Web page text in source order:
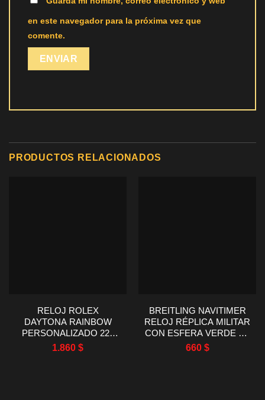
en este navegador para la próxima vez que
comente.
PRODUCTOS RELACIONADOS
RELOJ ROLEX
DAYTONA RAINBOW
PERSONALIZADO 220
GRAMOS MOISSANITA
RUBÍ ZAFIRO 40MM
1.860 $
BREITLING NAVITIMER
RELOJ RÉPLICA MILITAR
CON ESFERA VERDE EF
FACTORY 43MM
660 $